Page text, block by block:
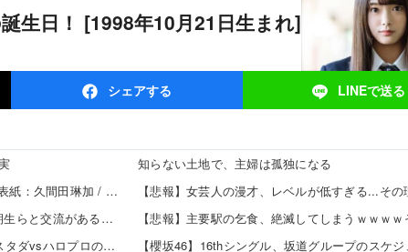
誕生日！ [1998年10月21日生まれ]
シェアする LINEで送る
紙：久間田琳加 / Hearts2Hearts
らと交流がある模様
ダvsハロプロの大激戦
知らない土地で、主婦は孤独になる
【悲報】女芸人の漫才、レベルが低すぎる...その
【悲報】主要駅の乞食、絶滅してしまうｗｗｗｗ
【櫻坂46】16thシングル、坂道グループのスケ